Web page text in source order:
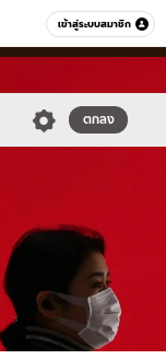
เข้าสู่ระบบสมาชิก
หมวดอื่นๆ
ตกลง